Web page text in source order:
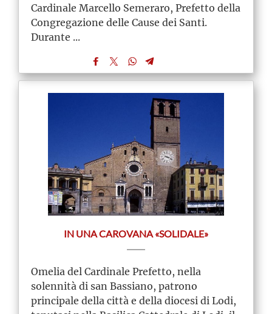
Cardinale Marcello Semeraro, Prefetto della
Congregazione delle Cause dei Santi.
Durante ...
IN UNA CAROVANA «SOLIDALE»
Omelia del Cardinale Prefetto, nella
solennità di san Bassiano, patrono
principale della città e della diocesi di Lodi,